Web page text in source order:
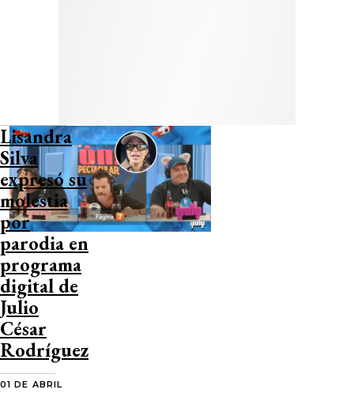
Lisandra
Silva
expresó su
molestia
por
parodia en
programa
digital de
Julio
César
Rodríguez
01 DE ABRIL